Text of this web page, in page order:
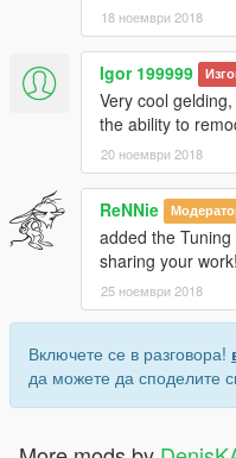
18 ноември 2018
Igor 199999
Very cool
the ability to
20 ноември 2018
ReNNie
added the
sharing your work!
25 ноември 2018
Включете се в разговора!
да можете да споделите